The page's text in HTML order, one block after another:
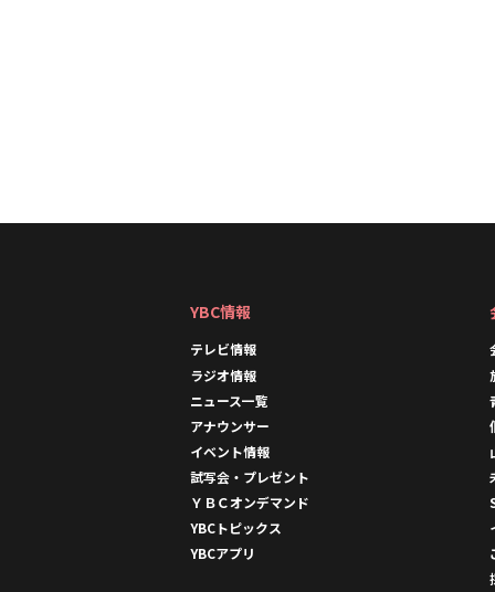
YBC情報
テレビ情報
ラジオ情報
ニュース一覧
アナウンサー
イベント情報
試写会・プレゼント
ＹＢＣオンデマンド
YBCトピックス
YBCアプリ